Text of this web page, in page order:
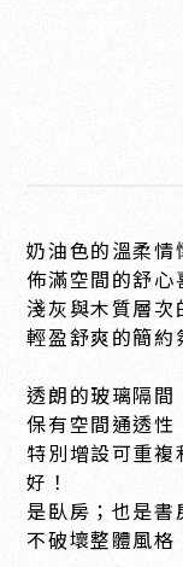
奶油色的溫柔情
佈滿空間的舒心
淺灰與木質層次
輕盈舒爽的簡約
透朗的玻璃隔間
保有空間通透性
特別增設可重
好！
是臥房；也是書
不破壞整體風